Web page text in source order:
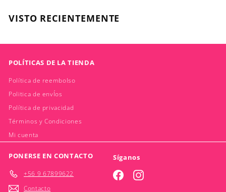
4
VISTO RECIENTEMENTE
POLÍTICAS DE LA TIENDA
Política de reembolso
Politica de envÍos
Política de privacidad
Términos y Condiciones
Mi cuenta
PONERSE EN CONTACTO
+56 9 67899622
Contacto
Síganos
FacebookInstagram